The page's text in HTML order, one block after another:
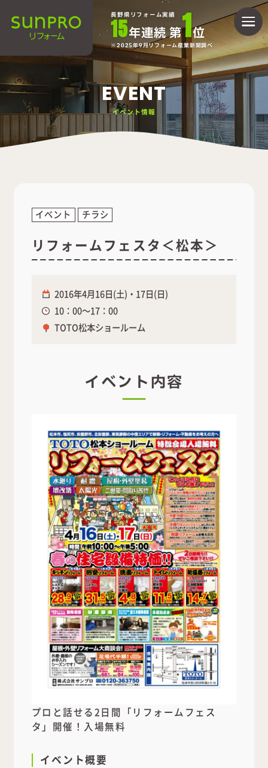
長野県リフォーム実績
15年連続 第1位
2025年9月リフォーム産業新聞調べ
EVENT
イベント情報
イベント チラシ
リフォームフェスタ＜松本＞
2016年4月16日(土)・17日(日)
10：00～17：00
TOTO松本ショールーム
イベント内容
プロと話せる2日間「リフォームフェス
タ」開催！入場無料
イベント概要